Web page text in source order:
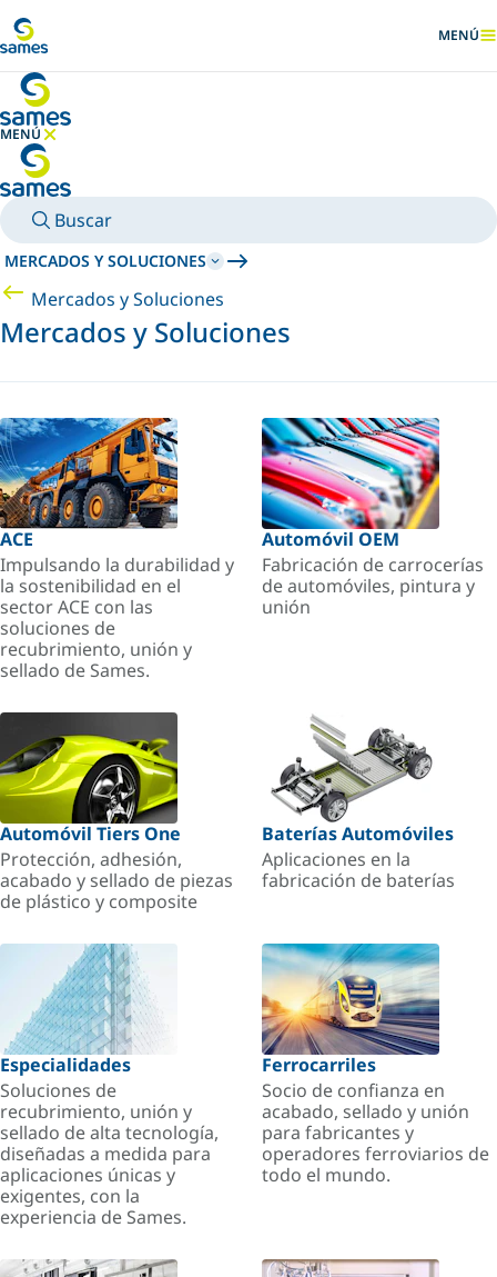
MENÚ
MENÚ
OCULTAR MENÚ
Buscar
MERCADOS Y SOLUCIONES
Mercados y Soluciones
Mercados y Soluciones
ACE
Impulsando la durabilidad y
la sostenibilidad en el
sector ACE con las
soluciones de
recubrimiento, unión y
sellado de Sames.
Automóvil OEM
Fabricación de carrocerías
de automóviles, pintura y
unión
Automóvil Tiers One
Protección, adhesión,
acabado y sellado de piezas
de plástico y composite
Baterías Automóviles
Aplicaciones en la
fabricación de baterías
Especialidades
Soluciones de
recubrimiento, unión y
sellado de alta tecnología,
diseñadas a medida para
aplicaciones únicas y
exigentes, con la
experiencia de Sames.
Ferrocarriles
Socio de confianza en
acabado, sellado y unión
para fabricantes y
operadores ferroviarios de
todo el mundo.